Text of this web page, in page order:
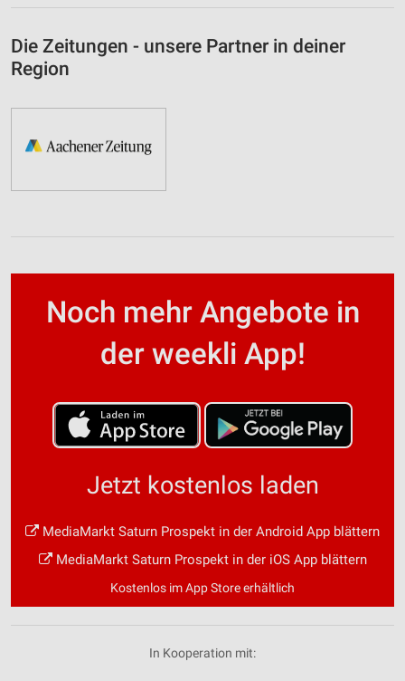
Die Zeitungen - unsere Partner in deiner
Region
Noch mehr Angebote in
der weekli App!
Jetzt kostenlos laden
MediaMarkt Saturn Prospekt in der Android App blättern
MediaMarkt Saturn Prospekt in der iOS App blättern
Kostenlos im App Store erhältlich
In Kooperation mit: